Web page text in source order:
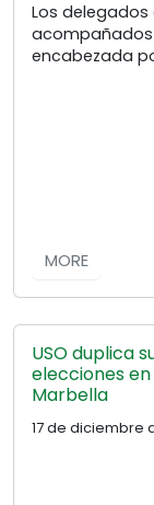
Los
acompañados
encabezada
MORE
USO duplica
elecciones
Marbella
17 de diciembre